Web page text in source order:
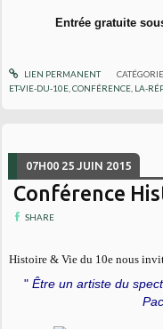
Entrée gratuite
LIEN PERMANENT
ET-VIE-DU-10E ,CONFÉRENCE LA-
07H00 25 JUIN 2015
Conférence
SHARE
Histoire & Vie du 10e nous
" Être un artiste du